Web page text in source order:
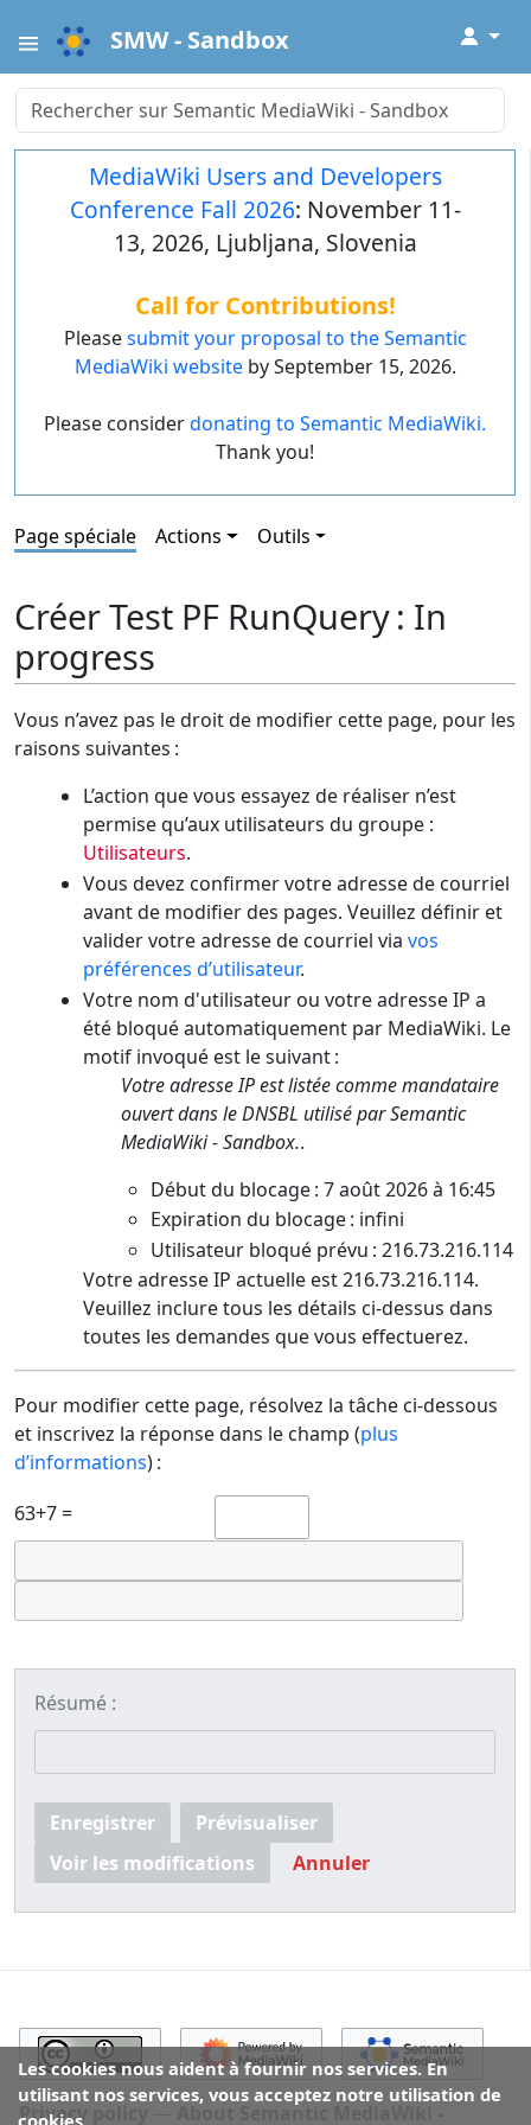
SMW - Sandbox ↓
MediaWiki Users and Developers
Conference Fall 2026: November 11-
13, 2026, Ljubljana, Slovenia
Call for Contributions!
Pleasesubmit your proposal to the Semantic
MediaWiki websiteby September 15, 2026.
Please considerdonating to Semantic MediaWiki.
Thank you!
Page spéciale Actions Outils
Créer Test PF RunQuery : In
progress
Vous n’avez pas le droit de modifier cette page, pour les
raisons suivantes :
L’action que vous essayez de réaliser n’est
permise qu’aux utilisateurs du groupe :
Utilisateurs.
Vous devez confirmer votre adresse de courriel
avant de modifier des pages. Veuillez définir et
valider votre adresse de courriel via vos
préférences d’utilisateur.
Votre nom d'utilisateur ou votre adresse IP a
été bloqué automatiquement par MediaWiki. Le
motif invoqué est le suivant :
Votre adresse IP est listée comme mandataire
ouvert dans le DNSBL utilisé par Semantic
MediaWiki - Sandbox..
Début du blocage : 7 août 2026 à 16:45
Expiration du blocage : infini
Utilisateur bloqué prévu : 216.73.216.114
Votre adresse IP actuelle est 216.73.216.114.
Veuillez inclure tous les détails ci-dessus dans
toutes les demandes que vous effectuerez.
Pour modifier cette page, résolvez la tâche ci-dessous
et inscrivez la réponse dans le champ (plus
d’informations) :
63+7 =
Résumé :
Enregistrer
Prévisualiser
Voir les modifications
Annuler
Les cookies nous aident à fournir nos services. En
utilisant nos services, vous acceptez notre utilisation de
cookies.
Privacy policy About Semantic MediaWiki -